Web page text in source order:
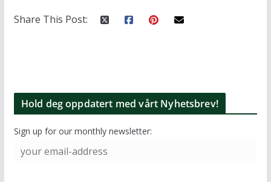
Share This Post:
Hold deg oppdatert med vårt Nyhetsbrev!
Sign up for our monthly newsletter: